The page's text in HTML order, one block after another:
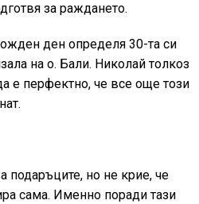
за раждането.
ден определя 30-та си
на о. Бали. Николай толкоз
е перфектно, че все още този
подаръците, но не крие, че
сама. Именно поради тази